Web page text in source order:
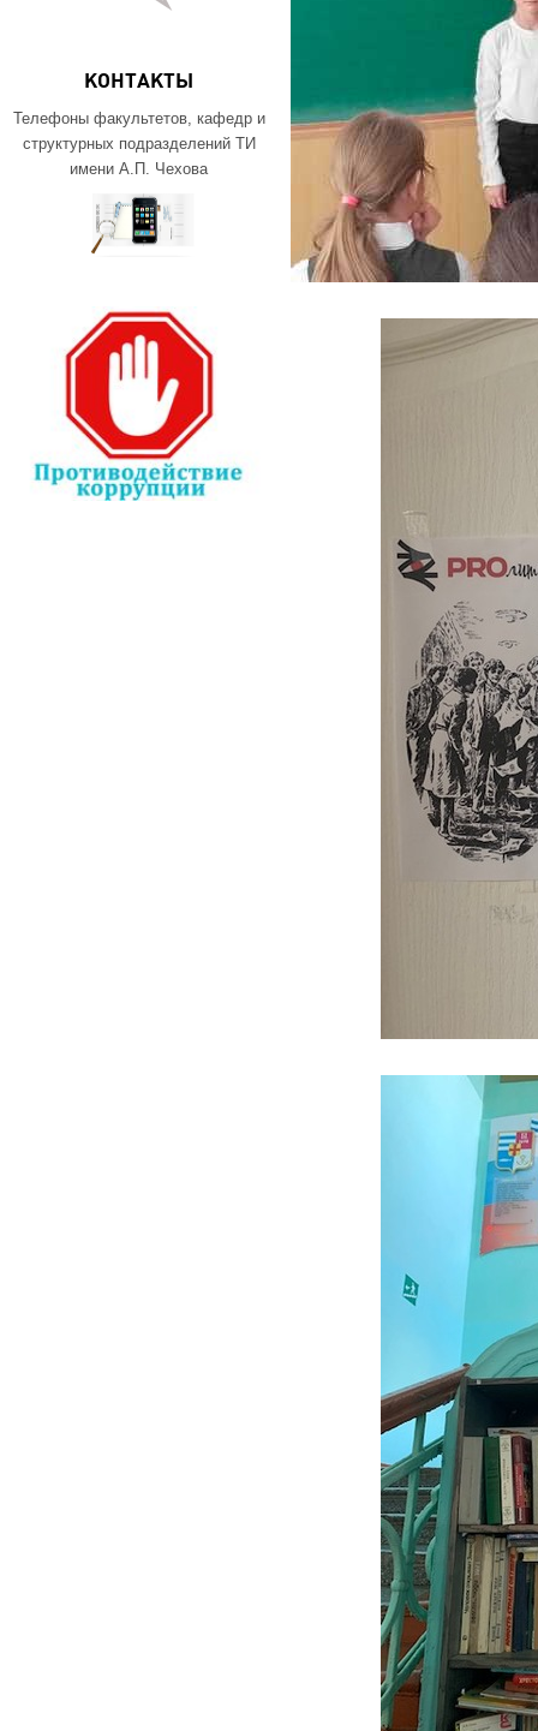
КОНТАКТЫ
Телефоны факультетов, кафедр и
структурных подразделений ТИ
имени А.П. Чехова